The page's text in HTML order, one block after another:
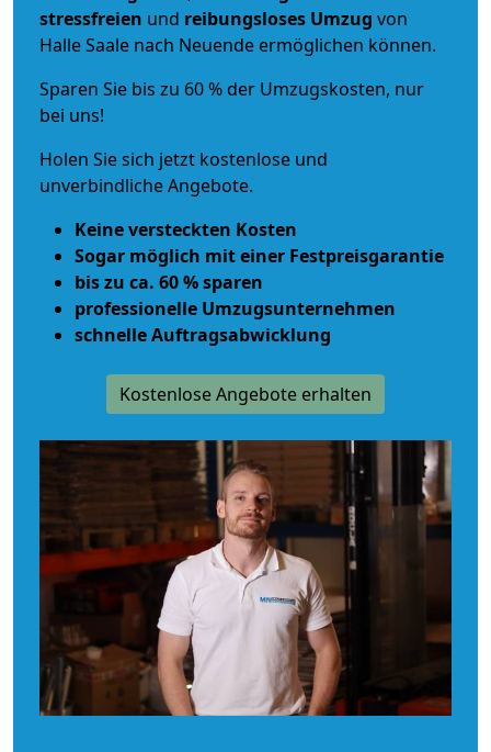
stressfreien und reibungsloses Umzug von
Halle Saale nach Neuende ermöglichen können.
Sparen Sie bis zu 60 % der Umzugskosten, nur
bei uns!
Holen Sie sich jetzt kostenlose und
unverbindliche Angebote.
Keine versteckten Kosten
Sogar möglich mit einer Festpreisgarantie
bis zu ca. 60 % sparen
professionelle Umzugsunternehmen
schnelle Auftragsabwicklung
Kostenlose Angebote erhalten